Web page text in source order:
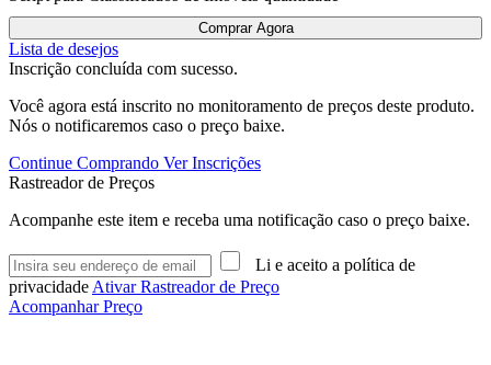
Comprar Agora
Lista de desejos
Inscrição concluída com sucesso.
Você agora está inscrito no monitoramento de preços deste produto.
Nós o notificaremos caso o preço baixe.
Continue Comprando Ver Inscrições
Rastreador de Preços
Acompanhe este item e receba uma notificação caso o preço baixe.
Li e aceito a política de
privacidade Ativar Rastreador de Preço
Acompanhar Preço